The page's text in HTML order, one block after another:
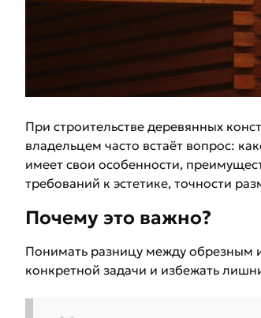
При строительстве деревянных
владельцем часто встаёт вопрос:
имеет свои особенности,
требований к эстетике, точности
Почему это важно?
Понимать разницу между обрезным
конкретной задачи и избежать